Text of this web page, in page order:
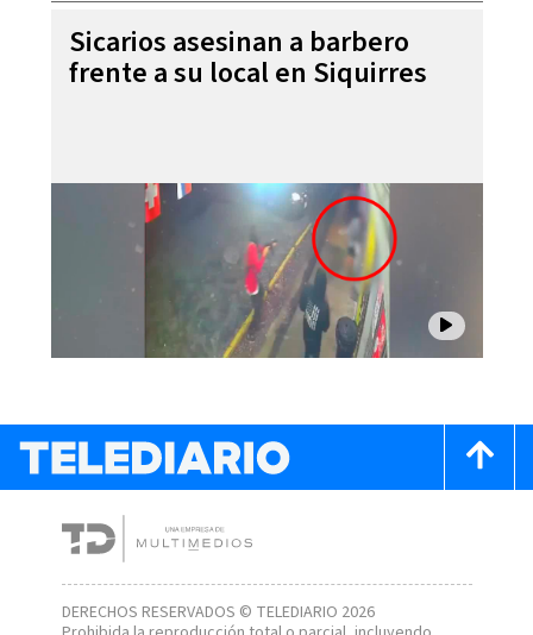
Sicarios asesinan a barbero
frente a su local en Siquirres
DERECHOS RESERVADOS © TELEDIARIO 2026